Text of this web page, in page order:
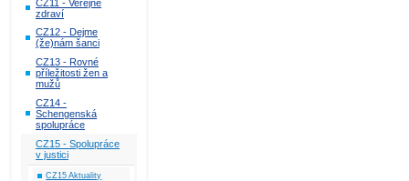
CZ11 - Veřejné
zdraví
CZ12 - Dejme
(že)nám šanci
CZ13 - Rovné
příležitosti žen a
mužů
CZ14 -
Schengenská
spolupráce
CZ15 - Spolupráce
v justici
CZ15 Aktuality